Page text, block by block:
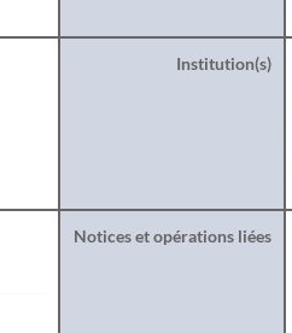
Institution(s)
Notices et opérations liées